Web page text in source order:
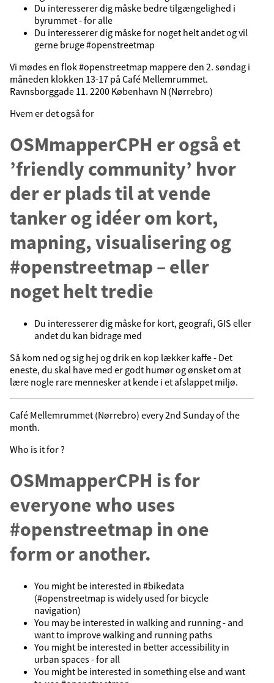
Du interesserer dig måske bedre tilgængelighed i
byrummet - for alle
Du interesserer dig måske for noget helt andet og vil
gerne bruge #openstreetmap
Vi mødes en flok #openstreetmap mappere den 2. søndag i
måneden klokken 13-17 på Café Mellemrummet.
Ravnsborggade 11. 2200 København N (Nørrebro)
Hvem er det også for
OSMmapperCPH er også et
’friendly community’ hvor
der er plads til at vende
tanker og idéer om kort,
mapning, visualisering og
#openstreetmap – eller
noget helt tredie
Du interesserer dig måske for kort, geografi, GIS eller
andet du kan bidrage med
Så kom ned og sig hej og drik en kop lækker kaffe - Det
eneste, du skal have med er godt humør og ønsket om at
lære nogle rare mennesker at kende i et afslappet miljø.
Café Mellemrummet (Nørrebro) every 2nd Sunday of the
month.
Who is it for ?
OSMmapperCPH is for
everyone who uses
#openstreetmap in one
form or another.
You might be interested in #bikedata
(#openstreetmap is widely used for bicycle
navigation)
You may be interested in walking and running - and
want to improve walking and running paths
You might be interested in better accessibility in
urban spaces - for all
You might be interested in something else and want